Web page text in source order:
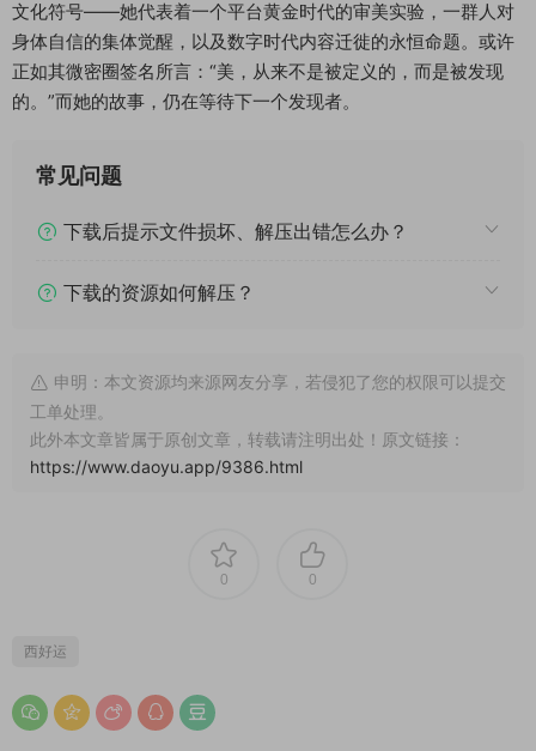
文化符号——她代表着一个平台黄金时代的审美实验，一群人对
身体自信的集体觉醒，以及数字时代内容迁徙的永恒命题。或许
正如其微密圈签名所言：“美，从来不是被定义的，而是被发现
的。”而她的故事，仍在等待下一个发现者。
常见问题
下载后提示文件损坏、解压出错怎么办？
下载的资源如何解压？
申明：本文资源均来源网友分享，若侵犯了您的权限可以提交
工单处理。
此外本文章皆属于原创文章，转载请注明出处！原文链接：
https://www.daoyu.app/9386.html
0 0
西好运